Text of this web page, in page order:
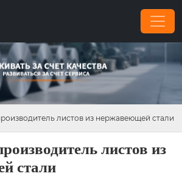
листов из нержавеющей стали
листов из
стали